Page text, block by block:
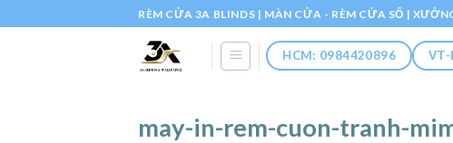
to
RÈM CỬA 3A BLINDS | MÀN CỬA - RÈM CỬA SỔ |
HCM: 0984420896 VT-
may-in-rem-cuon-tranh-